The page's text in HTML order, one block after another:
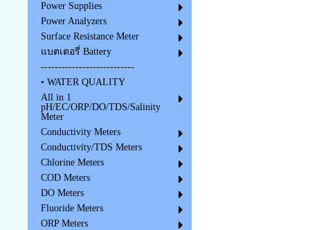
Power Supplies
Power Analyzers
Surface Resistance Meter
แบตเตอรี่ Battery
---------------------------
• WATER QUALITY
All in 1
pH/EC/ORP/DO/TDS/Salinity
Meter
Conductivity Meters
Conductivity/TDS Meters
Chlorine Meters
COD Meters
DO Meters
Fluoride Meters
ORP Meters